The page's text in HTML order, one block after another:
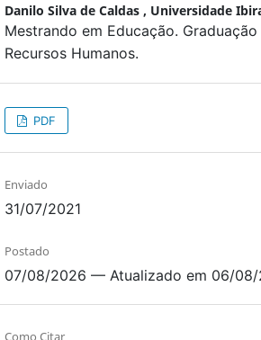
Danilo Silva de Caldas , Universidade
Mestrando em Educação.
Recursos Humanos.
PDF
Enviado
31/07/2021
Postado
07/08/2026 — Atualizado em 06/08/
Como Citar